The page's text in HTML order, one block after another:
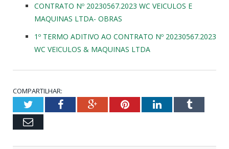
CONTRATO Nº 20230567.2023 WC VEICULOS E
MAQUINAS LTDA- OBRAS
1º TERMO ADITIVO AO CONTRATO Nº 20230567.2023
WC VEICULOS & MAQUINAS LTDA
COMPARTILHAR:
TwitterFacebookGoogle+PinterestLinkedInTumblr
Email